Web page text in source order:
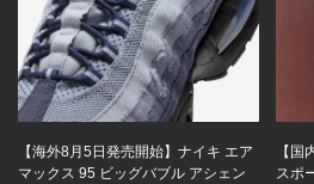
【海外8月5日発売開始】ナイキ エア
マックス 95 ビッグバブル アシェン
【
スポ